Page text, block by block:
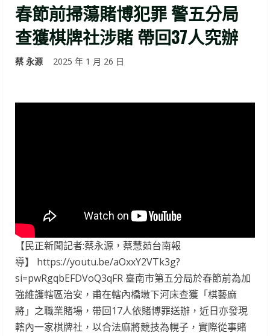
春節前掃蕩賭博犯罪 警五分局
查獲棋牌社涉賭 帶回37人究辦
蔡 永源 2025 年 1 月 26 日
【民正新聞記者:蔡永源，蔡慧茹台南報
導】 https://youtu.be/aOxxY2VTk3g?
si=pwRgqbEFDVoQ3qFR 臺南市第五分局於春節前為加
強維護轄區治安，甫在轄內橋墩下河床查獲「棋藝麻
將」之職業賭場，帶回17人依賭博罪送辦，近日亦發現
轄內一家棋牌社，以合法麻將競技為幌子，實際從事賭